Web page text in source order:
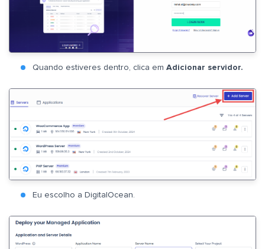
Quando estiveres dentro, clica em Adicionar servidor.
Eu escolho a DigitalOcean.